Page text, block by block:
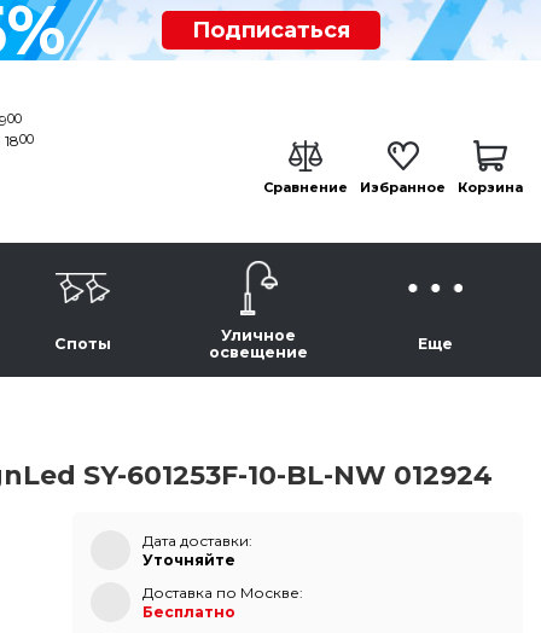
Подписаться
00
1800
Сравнение Избранное Корзина
Споты
Уличное
освещение
Еще
SY-601253F-10-BL-NW 012924
Дата доставки:
Уточняйте
Доставка по Москве:
Бесплатно